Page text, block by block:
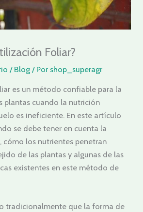
Foliar?
/ Blog / Por shop_superagr
es un método confiable para la
plantas cuando la nutrición
es ineficiente. En este artículo
se debe tener en cuenta la
los nutrientes penetran
de las plantas y algunas de las
existentes en este método de
tradicionalmente que la forma de